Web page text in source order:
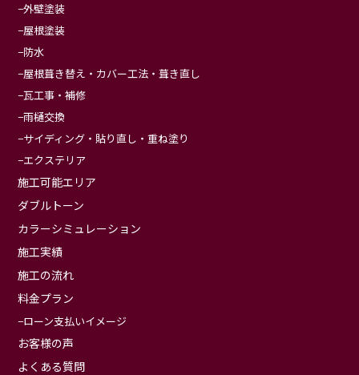
外壁塗装
屋根塗装
防水
屋根葺き替え・カバー工法・葺き直し
瓦工事・補修
雨樋交換
サイディング・貼り直し・重ね塗り
エクステリア
施工可能エリア
ダブルトーン
カラーシミュレーション
施工実績
施工の流れ
料金プラン
ローン支払いイメージ
お客様の声
よくある質問